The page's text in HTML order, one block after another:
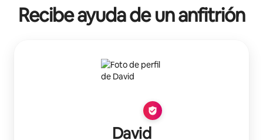
Recibe ayuda de un anfitrión
David